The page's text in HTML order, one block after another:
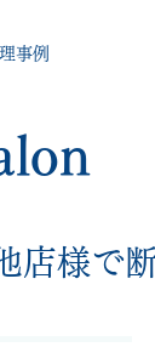
店様で
事例